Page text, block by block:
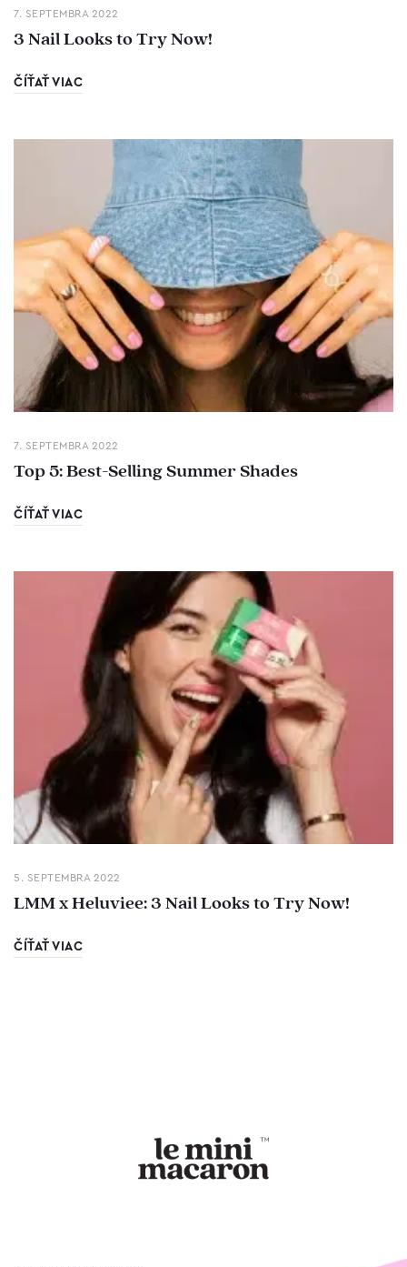
7. SEPTEMBRA 2022
3 Nail Looks to Try Now!
ČÍŤAŤ VIAC
7. SEPTEMBRA 2022
Top 5: Best-Selling Summer Shades
ČÍŤAŤ VIAC
5. SEPTEMBRA 2022
LMM x Heluviee: 3 Nail Looks to Try Now!
ČÍŤAŤ VIAC